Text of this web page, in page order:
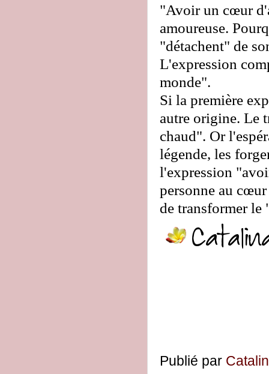
"Avoir un cœur
amoureuse.
"détachent" de
L'expression
monde".
Si la première
autre origine. Le
chaud". Or
légende, les
l'expression
personne au
de transformer
Publié par